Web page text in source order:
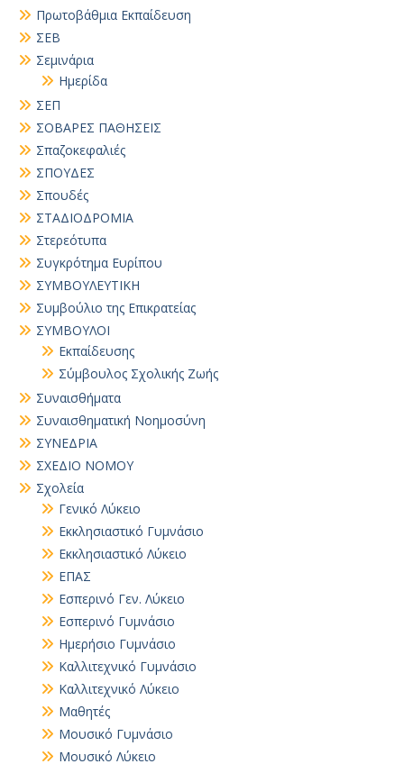
Πρωτοβάθμια Εκπαίδευση
ΣΕΒ
Σεμινάρια
Ημερίδα
ΣΕΠ
ΣΟΒΑΡΕΣ ΠΑΘΗΣΕΙΣ
Σπαζοκεφαλιές
ΣΠΟΥΔΕΣ
Σπουδές
ΣΤΑΔΙΟΔΡΟΜΙΑ
Στερεότυπα
Συγκρότημα Ευρίπου
ΣΥΜΒΟΥΛΕΥΤΙΚΗ
Συμβούλιο της Επικρατείας
ΣΥΜΒΟΥΛΟΙ
Εκπαίδευσης
Σύμβουλος Σχολικής Ζωής
Συναισθήματα
Συναισθηματική Νοημοσύνη
ΣΥΝΕΔΡΙΑ
ΣΧΕΔΙΟ ΝΟΜΟΥ
Σχολεία
Γενικό Λύκειο
Εκκλησιαστικό Γυμνάσιο
Εκκλησιαστικό Λύκειο
ΕΠΑΣ
Εσπερινό Γεν. Λύκειο
Εσπερινό Γυμνάσιο
Ημερήσιο Γυμνάσιο
Καλλιτεχνικό Γυμνάσιο
Καλλιτεχνικό Λύκειο
Μαθητές
Μουσικό Γυμνάσιο
Μουσικό Λύκειο